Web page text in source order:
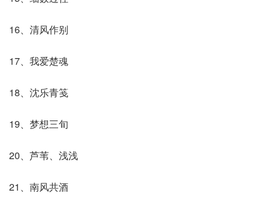
16、清风作别
17、我爱楚魂
18、沈乐青笺
19、梦想三旬
20、芦苇、浅浅
21、南风共酒